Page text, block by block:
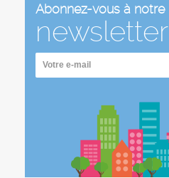
Abonnez-vous à notre
newsletter